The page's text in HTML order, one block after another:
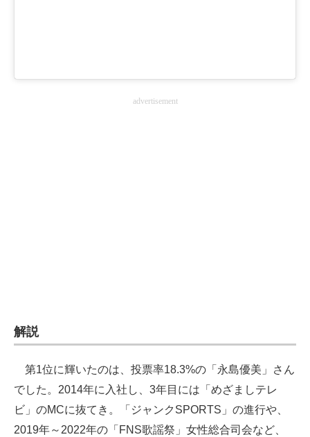
電子設計の基本と応用
建設×テクノロジーの最前線
advertisement
解説
第1位に輝いたのは、投票率18.3%の「永島優美」さん
でした。2014年に入社し、3年目には「めざましテレ
ビ」のMCに抜てき。「ジャンクSPORTS」の進行や、
2019年～2022年の「FNS歌謡祭」女性総合司会など、